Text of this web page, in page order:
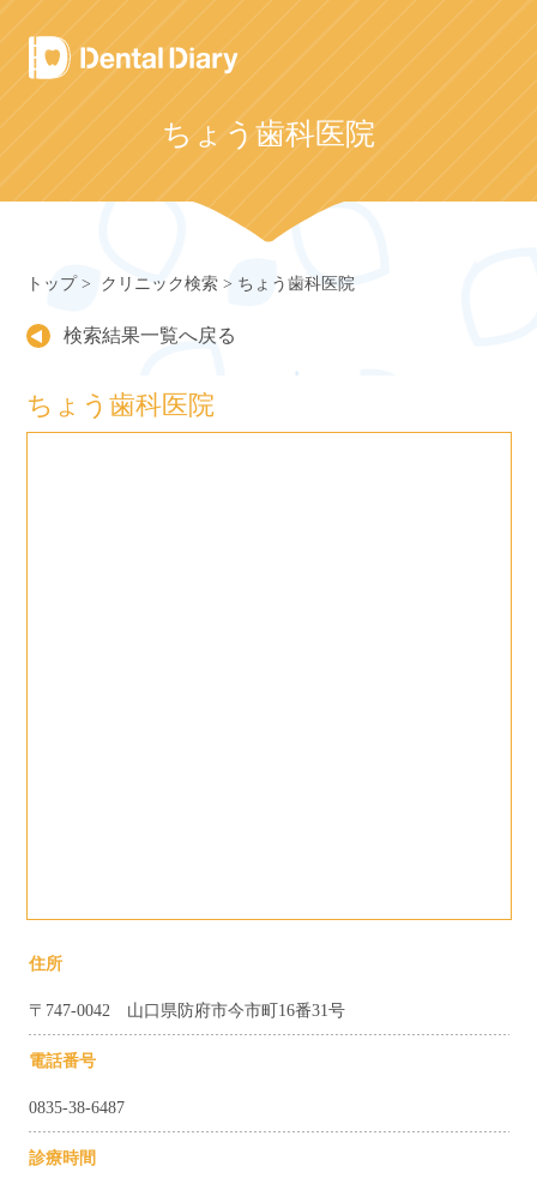
Skip
to
content
ちょう歯科医院
トップ クリニック検索 ちょう歯科医院
検索結果一覧へ戻る
ちょう歯科医院
住所
〒747-0042 山口県防府市今市町16番31号
電話番号
0835-38-6487
診療時間